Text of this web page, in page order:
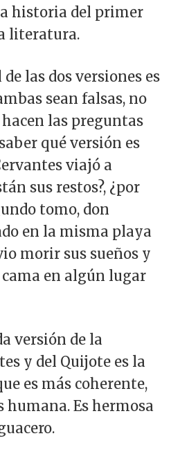
historia del primer
literatura.
las dos versiones es
sean falsas, no
las preguntas
qué versión es
viajó a
sus restos?, ¿por
tomo, don
en la misma playa
morir sus sueños y
en algún lugar
versión de la
y del Quijote es la
es más coherente,
humana. Es hermosa